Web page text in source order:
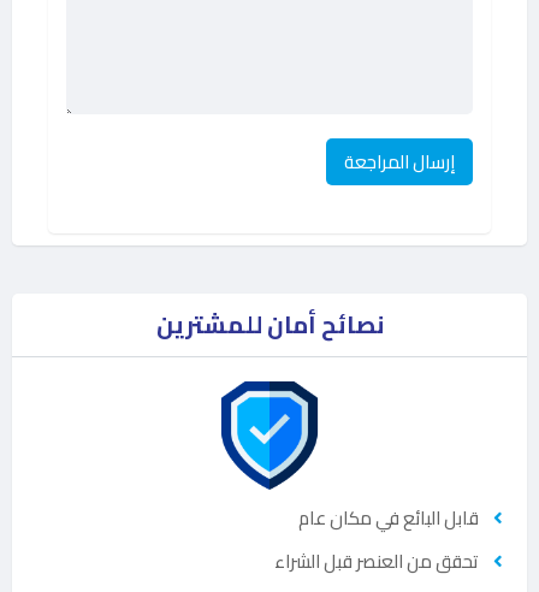
نصائح أمان للمشترين
قابل البائع في مكان عام
تحقق من العنصر قبل الشراء